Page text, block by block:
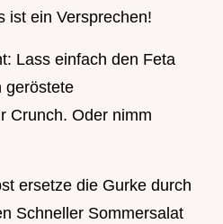
ist ein Versprechen!
Lass einfach den Feta
geröstete
Crunch. Oder nimm
ersetze die Gurke durch
Schneller Sommersalat